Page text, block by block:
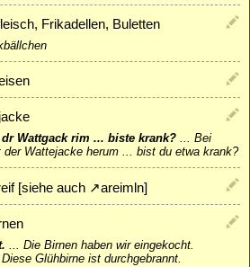
Frikadellen, Buletten
Wattgack rim ... biste krank? ... Bei
Wattejacke herum ... bist du etwa krank?
[siehe auch ↗areimln]
... Die Birnen haben wir eingekocht.
Diese Glühbirne ist durchgebrannt.